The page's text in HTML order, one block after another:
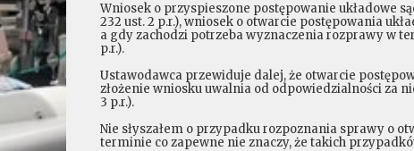
Wniosek o przyspieszone postępowanie układowe
232 ust. 2 p.r.), wniosek o otwarcie postępowania
a gdy zachodzi potrzeba wyznaczenia rozprawy w
p.r.).
Ustawodawca przewiduje dalej, że otwarcie
złożenie wniosku uwalnia od odpowiedzialności za
3 p.r.).
Nie słyszałem o przypadku rozpoznania sprawy o
terminie co zapewne nie znaczy, że takich